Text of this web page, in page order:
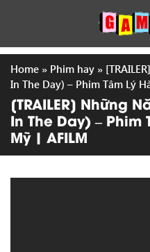
Home » Phim hay »
In The Day) – Phim Tâm Lý
[TRAILER] Những
In The Day) –
Mỹ | AFILM